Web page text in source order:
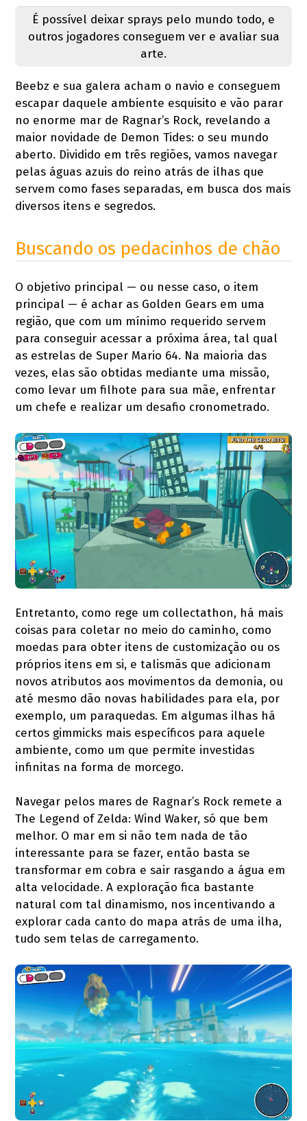
É possível deixar sprays pelo mundo todo, e
outros jogadores conseguem ver e avaliar sua
arte.
Beebz e sua galera acham o navio e conseguem
escapar daquele ambiente esquisito e vão parar
no enorme mar de Ragnar’s Rock, revelando a
maior novidade de Demon Tides: o seu mundo
aberto. Dividido em três regiões, vamos navegar
pelas águas azuis do reino atrás de ilhas que
servem como fases separadas, em busca dos mais
diversos itens e segredos.
Buscando os pedacinhos de chão
O objetivo principal — ou nesse caso, o item
principal — é achar as Golden Gears em uma
região, que com um mínimo requerido servem
para conseguir acessar a próxima área, tal qual
as estrelas de Super Mario 64. Na maioria das
vezes, elas são obtidas mediante uma missão,
como levar um filhote para sua mãe, enfrentar
um chefe e realizar um desafio cronometrado.
Entretanto, como rege um collectathon, há mais
coisas para coletar no meio do caminho, como
moedas para obter itens de customização ou os
próprios itens em si, e talismãs que adicionam
novos atributos aos movimentos da demonia, ou
até mesmo dão novas habilidades para ela, por
exemplo, um paraquedas. Em algumas ilhas há
certos gimmicks mais específicos para aquele
ambiente, como um que permite investidas
infinitas na forma de morcego.
Navegar pelos mares de Ragnar’s Rock remete a
The Legend of Zelda: Wind Waker, só que bem
melhor. O mar em si não tem nada de tão
interessante para se fazer, então basta se
transformar em cobra e sair rasgando a água em
alta velocidade. A exploração fica bastante
natural com tal dinamismo, nos incentivando a
explorar cada canto do mapa atrás de uma ilha,
tudo sem telas de carregamento.